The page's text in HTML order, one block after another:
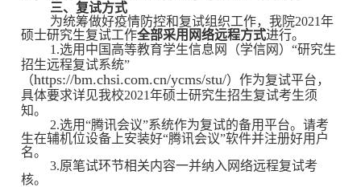
三、复试方式
为统筹做好疫情防控和复试组织工作，我院2021年
硕士研究生复试工作全部采用网络远程方式进行。
1.选用中国高等教育学生信息网（学信网）“研究生
招生远程复试系统”
（https://bm.chsi.com.cn/ycms/stu/）作为复试平台，
具体要求详见我校2021年硕士研究生招生复试考生须
知。
2.选用“腾讯会议”系统作为复试的备用平台。请考
生在辅机位设备上安装好“腾讯会议”软件并注册好用户
名。
3.原笔试环节相关内容一并纳入网络远程复试考
核。